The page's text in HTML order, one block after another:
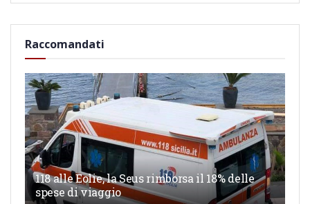
Raccomandati
118 alle Eolie, la Seus rimborsa il 18% delle
spese di viaggio